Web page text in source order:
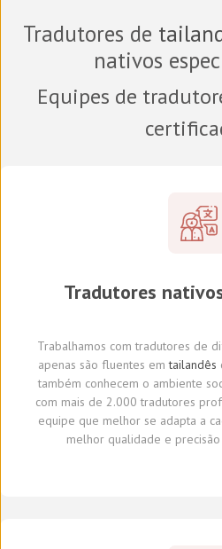
Tradutores de
nativos
Equipes de
Tradutores
Trabalhamos com tradutores de
apenas são fluentes emtailandês
também conhecem o ambiente
com mais de 2.000 tradutores
equipe que melhor se adapta a
melhor qualidade e